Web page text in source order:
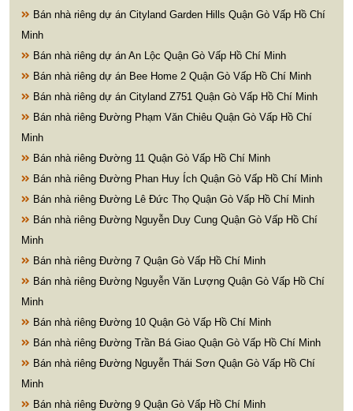
Bán nhà riêng dự án Cityland Garden Hills Quận Gò Vấp Hồ Chí
Minh
Bán nhà riêng dự án An Lộc Quận Gò Vấp Hồ Chí Minh
Bán nhà riêng dự án Bee Home 2 Quận Gò Vấp Hồ Chí Minh
Bán nhà riêng dự án Cityland Z751 Quận Gò Vấp Hồ Chí Minh
Bán nhà riêng Đường Phạm Văn Chiêu Quận Gò Vấp Hồ Chí
Minh
Bán nhà riêng Đường 11 Quận Gò Vấp Hồ Chí Minh
Bán nhà riêng Đường Phan Huy Ích Quận Gò Vấp Hồ Chí Minh
Bán nhà riêng Đường Lê Đức Thọ Quận Gò Vấp Hồ Chí Minh
Bán nhà riêng Đường Nguyễn Duy Cung Quận Gò Vấp Hồ Chí
Minh
Bán nhà riêng Đường 7 Quận Gò Vấp Hồ Chí Minh
Bán nhà riêng Đường Nguyễn Văn Lượng Quận Gò Vấp Hồ Chí
Minh
Bán nhà riêng Đường 10 Quận Gò Vấp Hồ Chí Minh
Bán nhà riêng Đường Trần Bá Giao Quận Gò Vấp Hồ Chí Minh
Bán nhà riêng Đường Nguyễn Thái Sơn Quận Gò Vấp Hồ Chí
Minh
Bán nhà riêng Đường 9 Quận Gò Vấp Hồ Chí Minh